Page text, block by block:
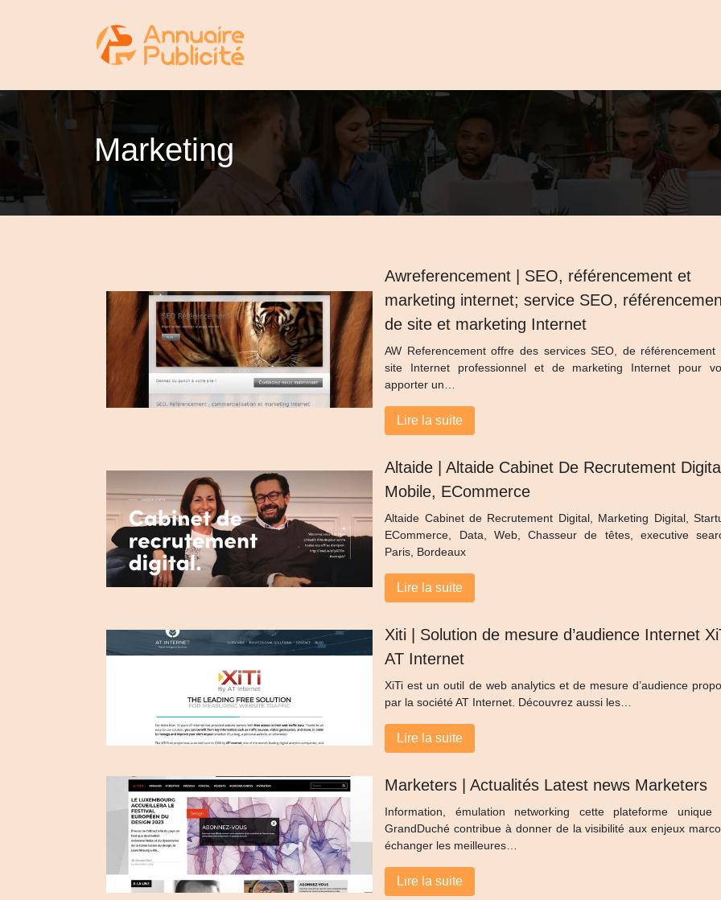
Marketing
Aw­referen­ce­ment | SEO, référen­ce­ment et
marketing internet; service SEO,
de site et marketing Internet
AW Referencement offre des services SEO, de référencement
site Internet professionnel et de marketing Internet pour
apporter un…
Lire la suite
Altaide | Altaide Cabinet De Recrutement
Mobile, ECommerce
Altaide Cabinet de Recrutement Digital, Marketing Digital,
ECommerce, Data, Web, Chasseur de têtes, executive
Paris, Bordeaux
Lire la suite
Xiti | Solution de mesure d’audience Internet
AT Internet
XiTi est un outil de web analytics et de mesure d’audience
par la société AT Internet. Découvrez aussi les…
Lire la suite
Marketers | Actualités Latest news Marketers
Information, émulation networking cette plateforme unique
GrandDuché contribue à donner de la visibilité aux enjeux
échanger les meilleures…
Lire la suite